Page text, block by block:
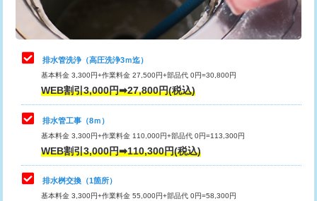
排水管工事（排水管工事/3ｍまで） 55,000円
排水管工事（追加 排水管工事/3ｍ超
え）
マス交換（土の掘削・埋め戻し作業）
マス交換（深さ50㎝未満）
マス交換（深さ50㎝以上）
コンクリート斫り（厚さ10㎝まで）
理・調整・分解・加工など（軽作業）
止水・漏水調査・防水処理・清掃・修
理・調整・分解・加工など（中作業）
22,000円
止水・漏水調査・防水処理・清掃・修
理・調整・分解・加工など（重作業）
33,000円
その他部品の脱着
交換・取付（タンク）
交換・取付(単水栓（壁付・デッキ
式）)
排水管洗浄（高圧洗浄3ｍ迄）
基本料金 3,300円+作業料金 27,500円+部品代 0円=30,800円
WEB割引3,000円➡27,800円(税込)
排水管工事（8ｍ）
基本料金 3,300円+作業料金 110,000円+部品代 0円=113,300円
WEB割引3,000円➡110,300円(税込)
排水桝交換（1箇所）
基本料金 3,300円+作業料金 55,000円+部品代 0円=58,300円